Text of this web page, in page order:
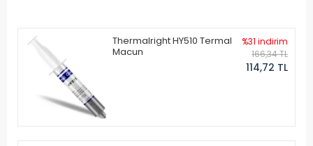
Thermalright HY510 Termal
Macun
%31 indirim
166,34 TL
114,72 TL